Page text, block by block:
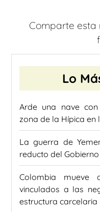
Comparte esta
Lo
Arde una nave
zona de la Hípica en
La guerra de
reducto del
Colombia
vinculados a las
estructura carcelaria